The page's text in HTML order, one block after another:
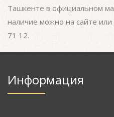
Ташкенте в официальном
наличие можно на сайте
71 12.
Информация